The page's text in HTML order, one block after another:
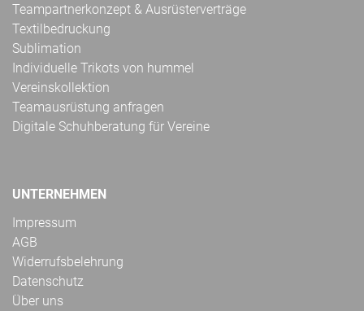
Teampartnerkonzept & Ausrüsterverträge
Textilbedruckung
Sublimation
Individuelle Trikots von hummel
Vereinskollektion
Teamausrüstung anfragen
Digitale Schuhberatung für Vereine
UNTERNEHMEN
Impressum
AGB
Widerrufsbelehrung
Datenschutz
Über uns